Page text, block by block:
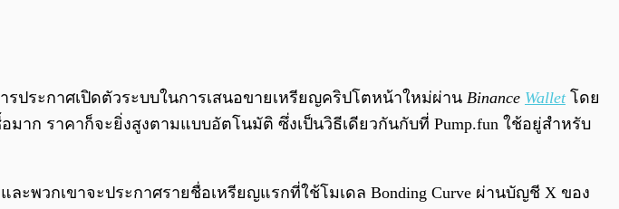
/0:00
ประกาศเปิดตัวระบบในการเสนอขายเหรียญคริปโตหน้าใหม่ผ่าน Binance Walletโดย
าก ราคาก็จะยิ่งสูงตามแบบอัตโนมัติ ซึ่งเป็นวิธีเดียวกันกับที่ Pump.fun ใช้อยู่สำหรับ
ะพวกเขาจะประกาศรายชื่อเหรียญแรกที่ใช้โมเดล Bonding Curve ผ่านบัญชี X ของ